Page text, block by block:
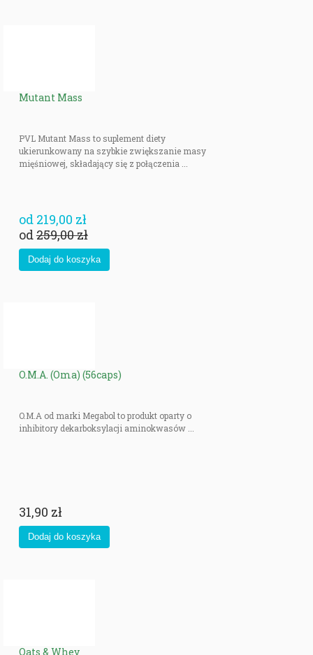
Mutant Mass
PVL Mutant Mass to suplement diety
ukierunkowany na szybkie zwiększanie masy
mięśniowej, składający się z połączenia ...
od 219,00 zł
od259,00 zł
O.M.A. (Oma) (56caps)
O.M.A od marki Megabol to produkt oparty o
inhibitory dekarboksylacji aminokwasów ...
31,90 zł
Oats & Whey